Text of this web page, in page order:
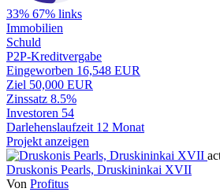
33% 67% links
Immobilien
Schuld
P2P-Kreditvergabe
Eingeworben 16,548 EUR
Ziel 50,000 EUR
Zinssatz 8.5%
Investoren 54
Darlehenslaufzeit 12 Monat
Projekt anzeigen
Druskonis Pearls, Druskininkai XVII
Von Profitus